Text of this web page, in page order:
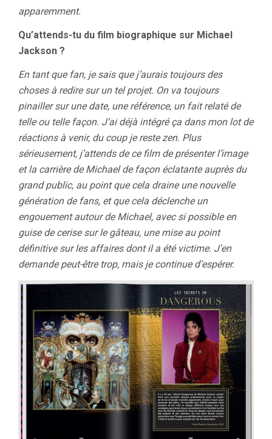
apparemment.
Qu’attends-tu du film biographique sur Michael
Jackson ?
En tant que fan, je sais que j’aurais toujours des
choses à redire sur un tel projet. On va toujours
pinailler sur une date, une référence, un fait relaté de
telle ou telle façon. J’ai déjà intégré ça dans mon lot de
réactions à venir, du coup je reste zen. Plus
sérieusement, j’attends de ce film de présenter l’image
et la carrière de Michael de façon éclatante auprès du
grand public, au point que cela draine une nouvelle
génération de fans, et que cela déclenche un
engouement autour de Michael, avec si possible en
guise de cerise sur le gâteau, une mise au point
définitive sur les affaires dont il a été victime. J’en
demande peut-être trop, mais je continue d’espérer.